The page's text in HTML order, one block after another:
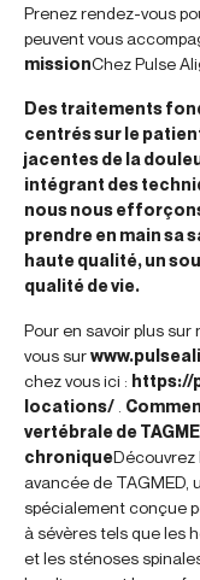
Prenez rendez-vous
peuvent vous
missionChez Pulse
Des traitements
centrés sur le
jacentes de la
intégrant des
nous nous
prendre en main sa
haute qualité, un
qualité de vie.
Pour en savoir plus
vous sur
chez vous ici : https://
locations/
vertébrale de
chroniqueDécouvrez
avancée de
spécialement conçue
à sévères tels que les
et les sténoses